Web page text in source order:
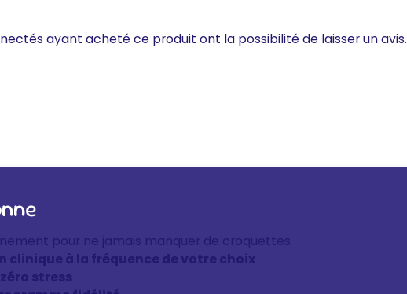
ayant acheté ce produit ont la possibilité de laisser un avis.
pour ne jamais manquer de croquettes
clinique à la fréquence de votre choix
stress